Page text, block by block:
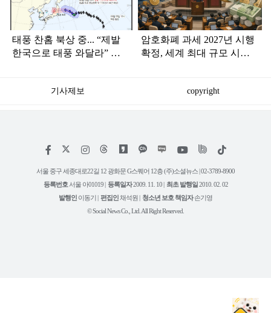
태풍 찬홈 북상 중... “제발
한국으로 태풍 와달라” 말
암호화폐 과세 2027년 시행
확정, 세계 최대 규모 시장
기사제보 copyright
페
스
인
타
램
위
트
유
튜
틱
서울 중구 세종대로22길 12 광화문 G스퀘어 12층 (주)소셜뉴스 | 02-3789-8900
등록번호 서울 아01019 | 등록일자2009. 11. 10 | 최초 발행일2010. 02. 02
발행인 이동기 | 편집인채석원 | 청소년 보호 책임자손기영
© Social News Co., Ltd. All Right Reserved.